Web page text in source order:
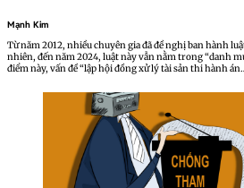
Mạnh Kim
Từ năm 2012, nhiều chuyên gia đã đề nghị ban hành
nhiên, đến năm 2024, luật này vẫn nằm trong “danh
điểm này, vấn đề “lập hội đồng xử lý tài sản thi hành